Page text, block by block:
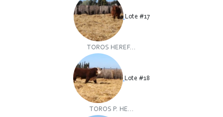
Lote #17
TOROS HEREF...
Lote #18
TOROS P. HE...